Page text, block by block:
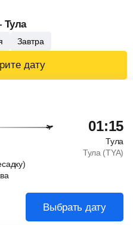
Тула
Завтра
дату
01:15
Тула
Тула (TYA)
Выбрать дату